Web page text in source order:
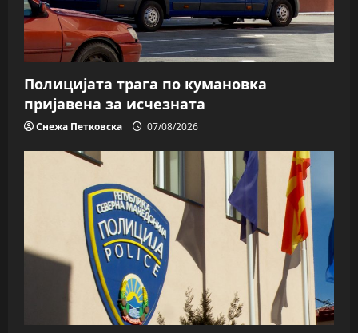
Полицијата трага пo кумановка
пријавена за исчезната
Снежа Петковска 07/08/2026